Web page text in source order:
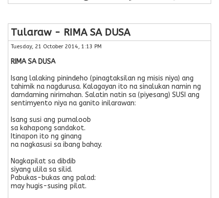
Tularaw - RIMA SA DUSA
Tuesday, 21 October 2014, 1:13 PM
RIMA SA DUSA
Isang lalaking pinindeho (pinagtaksilan ng misis niya) ang
tahimik na nagdurusa. Kalagayan ito na sinalukan namin ng
damdaming nirimahan. Salatin natin sa (piyesang) SUSI ang
sentimyento niya na ganito inilarawan:
Isang susi ang pumaloob
sa kahapong sandakot.
Itinapon ito ng ginang
na nagkasusi sa ibang bahay.
Nagkapilat sa dibdib
siyang ulila sa silid.
Pabukas-bukas ang palad:
may hugis-susing pilat.